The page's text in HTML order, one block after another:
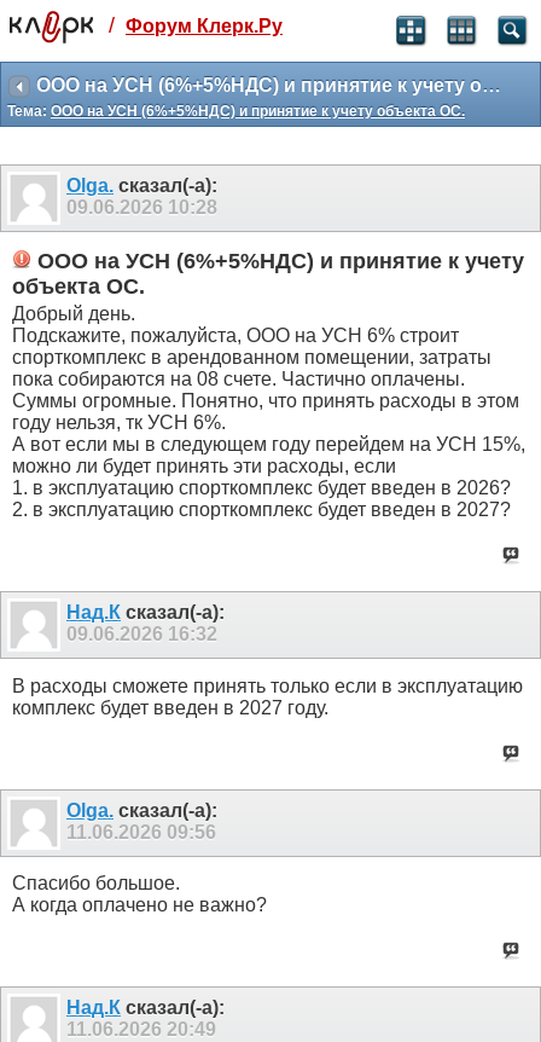
Святые угодники, Клерк без рекламы
прекрасен:)
месяц
3 месяца
259
₽
-10%
499 ₽
-15%
Отмена Оплатить
/ Форум Клерк.Ру
ООО на УСН (6%+5%НДС) и принятие к учету объекта ОС.
Тема: ООО на УСН (6%+5%НДС) и принятие к учету объекта ОС.
Olga. сказал(-а):
09.06.2026 10:28
ООО на УСН (6%+5%НДС) и принятие к учету
объекта ОС.
Добрый день.
Подскажите, пожалуйста, ООО на УСН 6% строит
спорткомплекс в арендованном помещении, затраты
пока собираются на 08 счете. Частично оплачены.
Суммы огромные. Понятно, что принять расходы в этом
году нельзя, тк УСН 6%.
А вот если мы в следующем году перейдем на УСН 15%,
можно ли будет принять эти расходы, если
1. в эксплуатацию спорткомплекс будет введен в 2026?
2. в эксплуатацию спорткомплекс будет введен в 2027?
Над.К сказал(-а):
09.06.2026 16:32
В расходы сможете принять только если в эксплуатацию
комплекс будет введен в 2027 году.
Olga. сказал(-а):
11.06.2026 09:56
Спасибо большое.
А когда оплачено не важно?
Над.К сказал(-а):
11.06.2026 20:49